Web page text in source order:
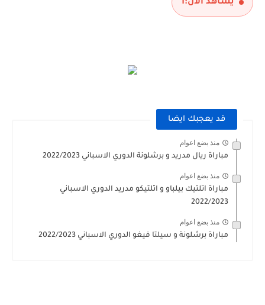
يشاهد الآن:1
قد يعجبك ايضا
منذ بضع اعوام
مباراة ريال مدريد و برشلونة الدوري الاسباني 2022/2023
منذ بضع اعوام
مباراة اتلتيك بيلباو و اتلتيكو مدريد الدوري الاسباني
2022/2023
منذ بضع اعوام
مباراة برشلونة و سيلتا فيغو الدوري الاسباني 2022/2023